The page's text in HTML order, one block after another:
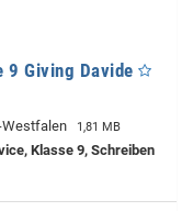
9 Giving Davide
Westfalen 1,81 MB
Klasse 9, Schreiben